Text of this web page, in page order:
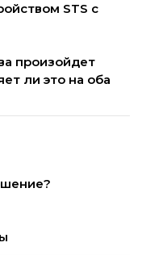
STS с
произойдет
ли это на оба